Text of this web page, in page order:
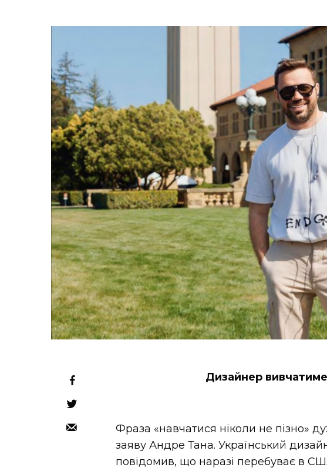
Дизайнер
Фраза «навчатися ніколи не пізно»
заяву Андре Тана. Український
повідомив, що наразі перебуває в